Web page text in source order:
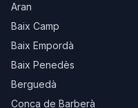
Aran
Baix Camp
Baix Empordà
Baix Penedès
Berguedà
Conca de Barberà